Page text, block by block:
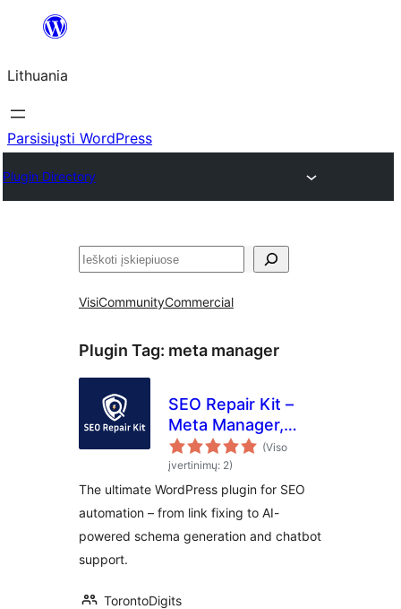
turinio
Lithuania
Parsisiųsti WordPress
Plugin Directory
Paieška
VisiCommunityCommercial
Plugin Tag: meta manager
SEO Repair Kit –
Meta Manager,
Schema Manager,
SEO Content
Monitoring, GSC
Integration,
Keyword & Rank
Tracking
(Viso
įvertinimų: 2)
The ultimate WordPress plugin for SEO
automation – from link fixing to AI-
powered schema generation and chatbot
support.
TorontoDigits